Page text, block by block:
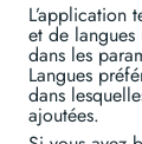
L’application
et de langues
dans les
Langues
dans
ajoutées.